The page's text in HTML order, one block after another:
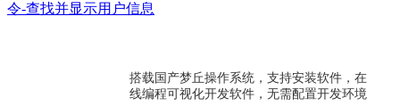
令-查找并显示用户信息
搭载国产梦丘操作系统，支持安装软件，在
线编程可视化开发软件，无需配置开发环境